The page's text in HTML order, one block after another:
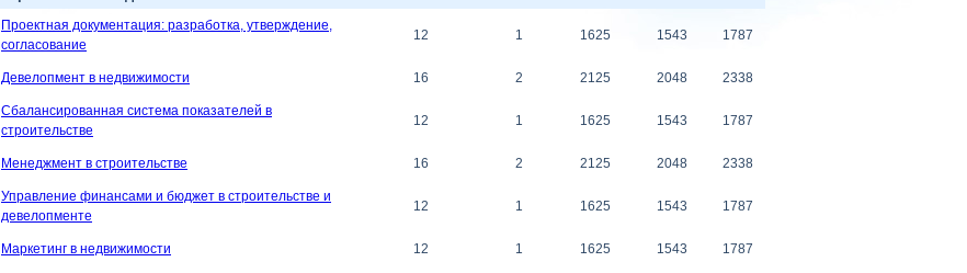
Проектная документация: разработка, утверждение,
согласование
12 1 1625 1543 1787
Девелопмент в недвижимости 16 2 2125 2048 2338
Сбалансированная система показателей в
строительстве
12 1 1625 1543 1787
Менеджмент в строительстве 16 2 2125 2048 2338
Управление финансами и бюджет в строительстве и
девелопменте
12 1 1625 1543 1787
Маркетинг в недвижимости 12 1 1625 1543 1787